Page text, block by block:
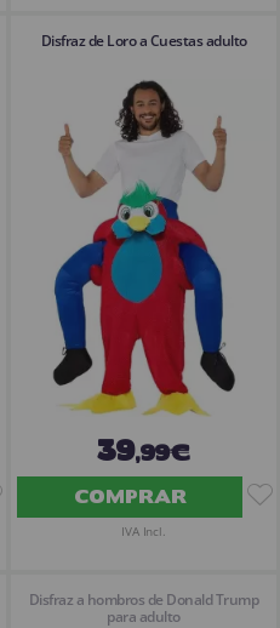
Disfraz de Loro a Cuestas adulto
39,99€
COMPRAR
IVA Incl.
Disfraz a hombros de Donald Trump
para adulto